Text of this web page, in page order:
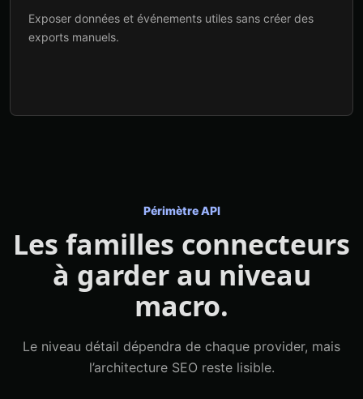
Exposer données et événements utiles sans créer des
exports manuels.
Périmètre API
Les familles connecteurs
à garder au niveau
macro.
Le niveau détail dépendra de chaque provider, mais
l’architecture SEO reste lisible.